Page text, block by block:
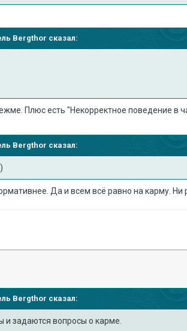
Bergthor сказал:
Плюс есть "Некорректное поведение в
Bergthor сказал:
Да и всем всё равно на карму. Ни
Bergthor сказал:
задаются вопросы о карме.